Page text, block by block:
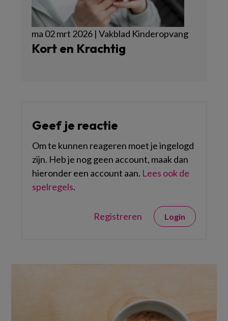
ma 02 mrt 2026 | Vakblad Kinderopvang
Kort en Krachtig
Geef je reactie
Om te kunnen reageren moet je ingelogd
zijn. Heb je nog geen account, maak dan
hieronder een account aan. Lees ook de
spelregels.
Registreren Login